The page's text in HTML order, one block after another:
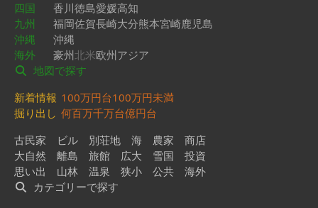
四国
香川徳島愛媛高知
九州
福岡佐賀長崎大分熊本宮崎鹿児島
沖縄
沖縄
海外
豪州北米欧州アジア
地図で探す
新着情報 100万円台100万円未満
掘り出し 何百万千万台億円台
古民家
ビル 別荘地 海 農家
商店
大自然
離島 旅館 広大 雪国
投資
思い出
山林 温泉 狭小 公共
海外
カテゴリーで探す